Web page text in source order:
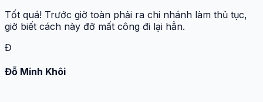
Tốt quá! Trước giờ toàn phải ra chi nhánh làm thủ tục,
giờ biết cách này đỡ mất công đi lại hẳn.
Đ
Đỗ Minh Khôi